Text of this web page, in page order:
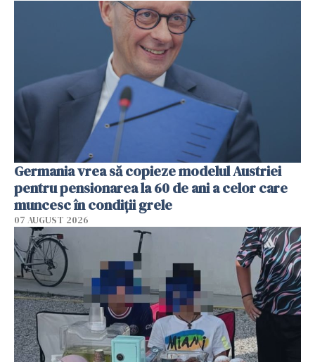
Germania vrea să copieze modelul Austriei
pentru pensionarea la 60 de ani a celor care
muncesc în condiții grele
07 AUGUST 2026